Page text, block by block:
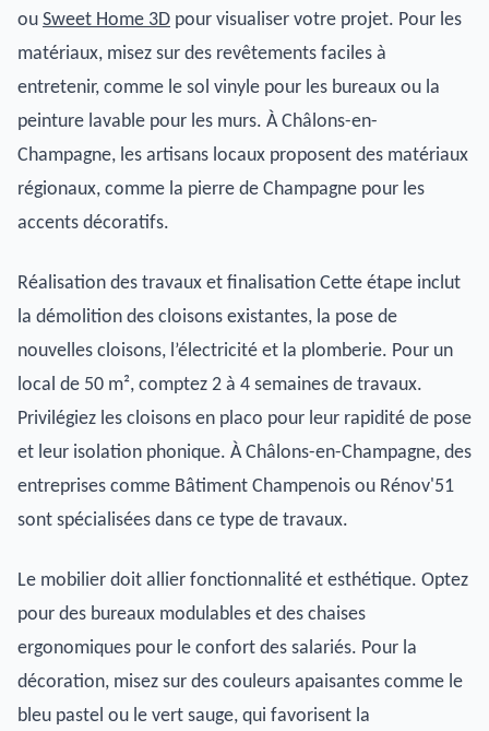
ou Sweet Home 3D pour visualiser votre projet. Pour les
matériaux, misez sur des revêtements faciles à
entretenir, comme le sol vinyle pour les bureaux ou la
peinture lavable pour les murs. À Châlons-en-
Champagne, les artisans locaux proposent des matériaux
régionaux, comme la pierre de Champagne pour les
accents décoratifs.
Réalisation des travaux et finalisation Cette étape inclut
la démolition des cloisons existantes, la pose de
nouvelles cloisons, l’électricité et la plomberie. Pour un
local de 50 m², comptez 2 à 4 semaines de travaux.
Privilégiez les cloisons en placo pour leur rapidité de pose
et leur isolation phonique. À Châlons-en-Champagne, des
entreprises comme Bâtiment Champenois ou Rénov'51
sont spécialisées dans ce type de travaux.
Le mobilier doit allier fonctionnalité et esthétique. Optez
pour des bureaux modulables et des chaises
ergonomiques pour le confort des salariés. Pour la
décoration, misez sur des couleurs apaisantes comme le
bleu pastel ou le vert sauge, qui favorisent la